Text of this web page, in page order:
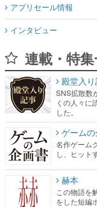
アプリセール情報
インタビュー
連載・特
殿堂入
SNS拡散数
くの人々に
した。
ゲーム
名作ゲーム
し、ヒット
赫本
この物語を
をした短編